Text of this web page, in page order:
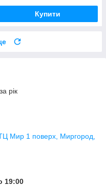
Купити
рік
Мир 1 поверх, Миргород,
19:00